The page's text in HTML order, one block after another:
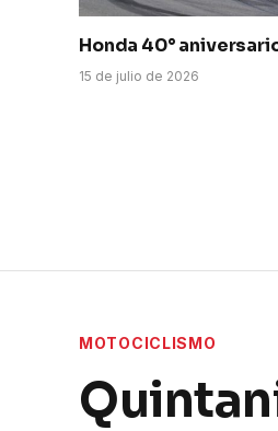
Honda 40°
15 de julio de 2026
MOTOCICLISMO